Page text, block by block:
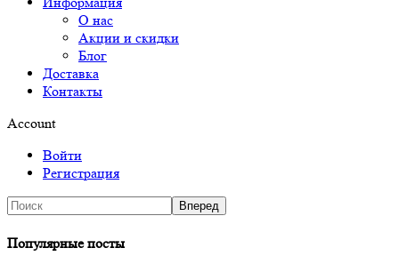
О нас
Акции и скидки
Блог
Доставка
Контакты
Account
Войти
Регистрация
Популярные посты